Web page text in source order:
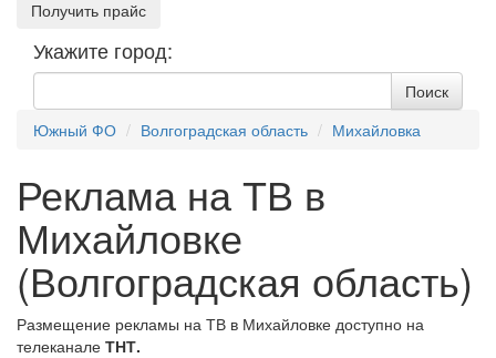
Укажите город:
Южный ФО Волгоградская область Михайловка
Реклама на ТВ в
Михайловке
(Волгоградская область)
Размещение рекламы на ТВ в Михайловке доступно на
телеканале ТНТ.